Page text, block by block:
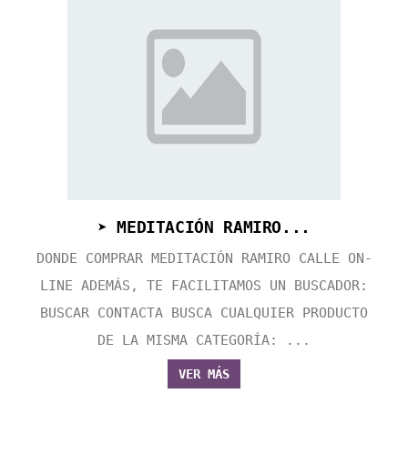
➤ MEDITACIÓN RAMIRO...
DONDE COMPRAR MEDITACIÓN RAMIRO CALLE ON-
LINE ADEMÁS, TE FACILITAMOS UN BUSCADOR:
BUSCAR CONTACTA BUSCA CUALQUIER PRODUCTO
DE LA MISMA CATEGORÍA: ...
VER MÁS